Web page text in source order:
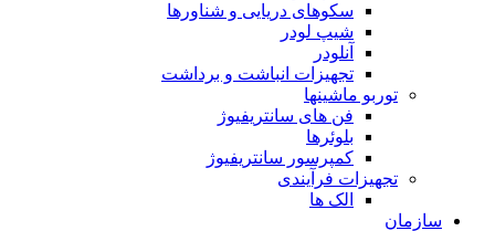
سکوهای دریایی و شناورها
شیپ لودر
آنلودر
تجهیزات انباشت و برداشت
توربو ماشینها
فن های سانتریفیوژ
بلوئرها
کمپرسور سانتریفیوژ
تجهیزات فرآیندی
الک ها
سازمان